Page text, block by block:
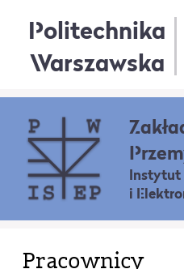
Politechnika
Warszawska
Instytut
i
Pracownicy